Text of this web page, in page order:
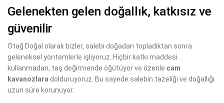
Gelenekten gelen doğallık, katkısız ve
güvenilir
Otağ Doğal olarak bizler, salebi doğadan topladıktan sonra
geleneksel yöntemlerle işliyoruz. Hiçbir katkı maddesi
kullanmadan, taş değirmende öğütüyor ve özenle cam
kavanozlara dolduruyoruz. Bu sayede salebin tazeliği ve doğallığı
uzun süre korunuyor.